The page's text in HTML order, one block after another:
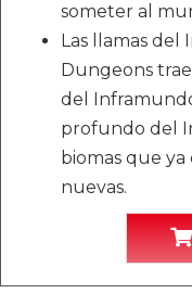
someter al
Las llamas del
Dungeons
del
profundo del
biomas que ya
nuevas.